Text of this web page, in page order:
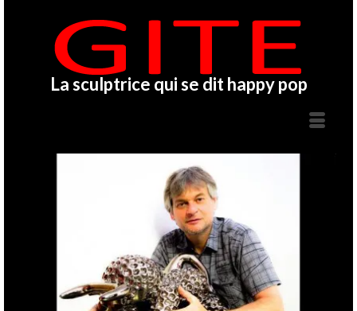
La sculptrice qui se dit happy pop